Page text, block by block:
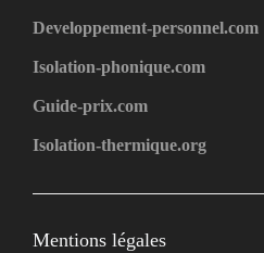
Developpement-personnel.com
Isolation-phonique.com
Guide-prix.com
Isolation-thermique.org
Mentions légales